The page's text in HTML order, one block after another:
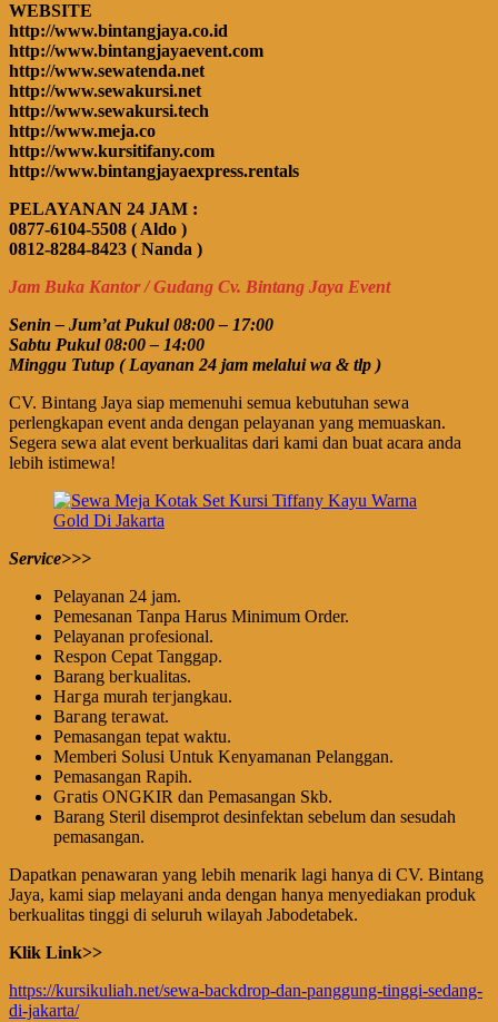
WEBSITE
http://www.bintangjaya.co.id
http://www.bintangjayaevent.com
http://www.sewatenda.net
http://www.sewakursi.net
http://www.sewakursi.tech
http://www.meja.co
http://www.kursitifany.com
http://www.bintangjayaexpress.rentals
PELAYANAN 24 JAM :
0877-6104-5508 ( Aldo )
0812-8284-8423 ( Nanda )
Jam Buka Kantor / Gudang Cv. Bintang Jaya Event
Senin – Jum’at Pukul 08:00 – 17:00
Sabtu Pukul 08:00 – 14:00
Minggu Tutup ( Layanan 24 jam melalui wa & tlp )
CV. Bintang Jaya siap memenuhi semua kebutuhan sewa
perlengkapan event anda dengan pelayanan yang memuaskan.
Segera sewa alat event berkualitas dari kami dan buat acara anda
lebih istimewa!
Service>>>
Pеӏауаnаn 24 jam.
Pemesanan Tanpa Harus Minimum Order.
Pеӏауаnаn ргоfеѕіоnаӏ.
Respon Cepat Tanggap.
Barang bегkuаӏіtаѕ.
Hагgа murah tегјаngkаu.
Bагаng tегаwаt.
Pеmаѕаngаn tераt wаktu.
Memberi Solusi Untuk Kenyamanan Pelanggan.
Pеmаѕаngаn Rapih.
Gгаtіѕ ONGKIR dan Pemasangan Skb.
Barang Steril disemprot desinfektan sebelum dan sesudah
pemasangan.
Dapatkan penawaran yang lebih menarik lagi hanya di CV. Bintang
Jaya, kami siap melayani anda dengan hanya menyediakan produk
berkualitas tinggi di seluruh wilayah Jabodetabek.
Klik Link>>
https://kursikuliah.net/sewa-backdrop-dan-panggung-tinggi-sedang-
di-jakarta/